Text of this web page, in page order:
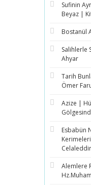
Sufinin
Beyaz |
Bostanül
Salihlerle
Ahyar
Tarih
Ömer
Azize |
Esbabün
Alemlere